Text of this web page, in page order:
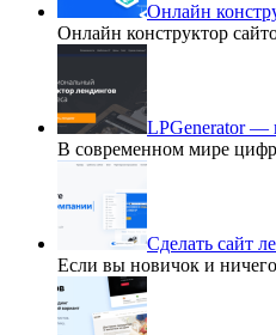
Онлайн
Онлайн конструктор
LPGenerator —
В современном мире
Сделать сайт
Если вы новичок и